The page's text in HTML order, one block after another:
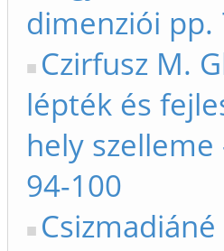
dimenziói pp.
Czirfusz M.
lépték és
hely
94-100